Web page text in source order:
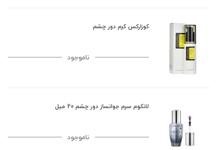
کوزارکس کرم دور چشم
ناموجود
لانکوم سرم جوانساز دور چشم 20 میل
ناموجود